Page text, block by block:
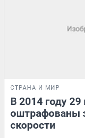
СТРАНА И МИР
В 2014 году
оштрафованы
скорости